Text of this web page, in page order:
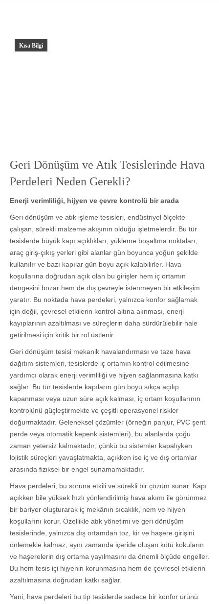
Kısa Bilgi
Geri Dönüşüm ve Atık Tesislerinde Hava
Perdeleri Neden Gerekli?
Enerji verimliliği, hijyen ve çevre kontrolü bir arada
Geri dönüşüm ve atık işleme tesisleri, endüstriyel ölçekte
çalışan, sürekli malzeme akışının olduğu işletmelerdir. Bu tür
tesislerde büyük kapı açıklıkları, yükleme boşaltma noktaları,
araç giriş-çıkış yerleri gibi alanlar gün boyunca yoğun şekilde
kullanılır ve bazı kapılar gün boyu açık kalabilirler. Hava
koşullarına doğrudan açık olan bu girişler hem iç ortamın
dengesini bozar hem de dış çevreyle istenmeyen bir etkileşim
yaratır. Bu noktada hava perdeleri, yalnızca konfor sağlamak
için değil, çevresel etkilerin kontrol altına alınması, enerji
kayıplarının azaltılması ve süreçlerin daha sürdürülebilir hale
getirilmesi için kritik bir rol üstlenir.
Geri dönüşüm tesisi mekanik havalandırması ve taze hava
dağıtım sistemleri, tesislerde iç ortamın kontrol edilmesine
yardımcı olarak enerji verimliliği ve hijyen sağlanmasına katkı
sağlar. Bu tür tesislerde kapıların gün boyu sıkça açılıp
kapanması veya uzun süre açık kalması, iç ortam koşullarının
kontrolünü güçleştirmekte ve çeşitli operasyonel riskler
doğurmaktadır. Geleneksel çözümler (örneğin panjur, PVC şerit
perde veya otomatik kepenk sistemleri), bu alanlarda çoğu
zaman yetersiz kalmaktadır; çünkü bu sistemler kapalıyken
lojistik süreçleri yavaşlatmakta, açıkken ise iç ve dış ortamlar
arasında fiziksel bir engel sunamamaktadır.
Hava perdeleri, bu soruna etkili ve sürekli bir çözüm sunar. Kapı
açıkken bile yüksek hızlı yönlendirilmiş hava akımı ile görünmez
bir bariyer oluşturarak iç mekânın sıcaklık, nem ve hijyen
koşullarını korur. Özellikle atık yönetimi ve geri dönüşüm
tesislerinde, yalnızca dış ortamdan toz, kir ve haşere girişini
önlemekle kalmaz; aynı zamanda içeride oluşan kötü kokuların
ve haşerelerin dış ortama yayılmasını da önemli ölçüde engeller.
Bu hem tesis içi hijyenin korunmasına hem de çevresel etkilerin
azaltılmasına doğrudan katkı sağlar.
Yani, hava perdeleri bu tip tesislerde sadece bir konfor ürünü